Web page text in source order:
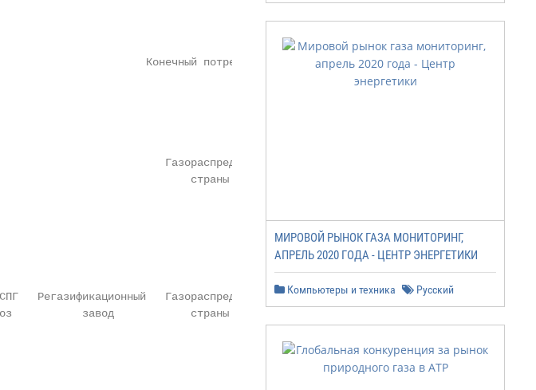
Конечный потребитель
Газораспределительные сети
страны потребителя
Регазификационный   Газораспределительные сети
завод            страны потребителя
МИРОВОЙ РЫНОК ГАЗА МОНИТОРИНГ,
АПРЕЛЬ 2020 ГОДА - ЦЕНТР ЭНЕРГЕТИКИ
Компьютеры и техника Русский